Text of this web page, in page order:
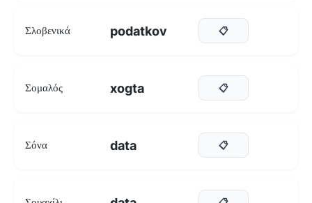
Σλοβενικά podatkov 📋
Σομαλός xogta 📋
Σόνα data 📋